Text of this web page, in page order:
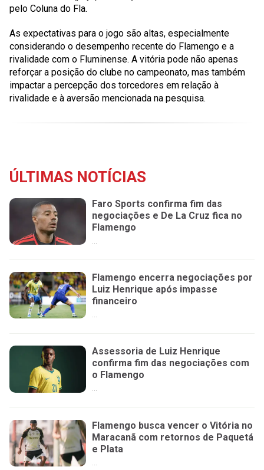
pelo Coluna do Fla.
As expectativas para o jogo são altas, especialmente
considerando o desempenho recente do Flamengo e a
rivalidade com o Fluminense. A vitória pode não apenas
reforçar a posição do clube no campeonato, mas também
impactar a percepção dos torcedores em relação à
rivalidade e à aversão mencionada na pesquisa.
ÚLTIMAS NOTÍCIAS
Faro Sports confirma fim das
negociações e De La Cruz fica no
Flamengo
...
Flamengo encerra negociações por
Luiz Henrique após impasse
financeiro
...
Assessoria de Luiz Henrique
confirma fim das negociações com
o Flamengo
...
Flamengo busca vencer o Vitória no
Maracanã com retornos de Paquetá
e Plata